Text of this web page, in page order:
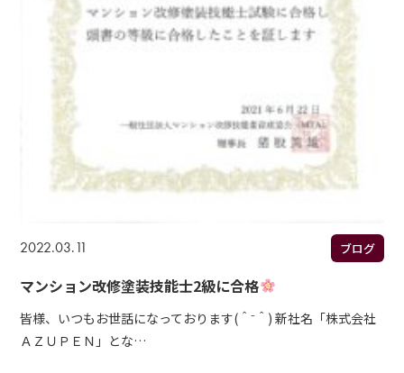
2022.03.11 ブログ
マンション改修塗装技能士2級に合格
皆様、いつもお世話になっております(＾⁻＾) 新社名「株式会社
ＡＺＵＰＥＮ」とな…